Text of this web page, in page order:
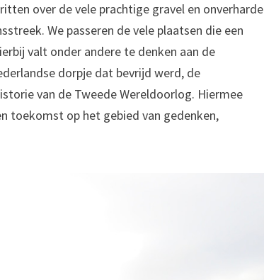
over de vele prachtige gravel en onverharde
We passeren de vele plaatsen die een
valt onder andere te denken aan de
dorpje dat bevrijd werd, de
van de Tweede Wereldoorlog. Hiermee
toekomst op het gebied van gedenken,